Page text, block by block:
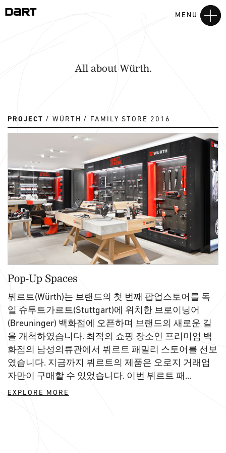
MENU
All about Würth.
PROJECT WÜRTH FAMILY STORE 2016
Pop-Up Spaces
뷔르트(Würth)는 브랜드의 첫 번째 팝업스토어를 독
일 슈투트가르트(Stuttgart)에 위치한 브로이닝어
(Breuninger) 백화점에 오픈하며 브랜드의 새로운 길
을 개척하였습니다. 최적의 쇼핑 장소인 프리미엄 백
화점의 남성의류관에서 뷔르트 패밀리 스토어를 선보
였습니다. 지금까지 뷔르트의 제품은 오로지 거래업
자만이 구매할 수 있었습니다. 이번 뷔르트 패...
EXPLORE MORE